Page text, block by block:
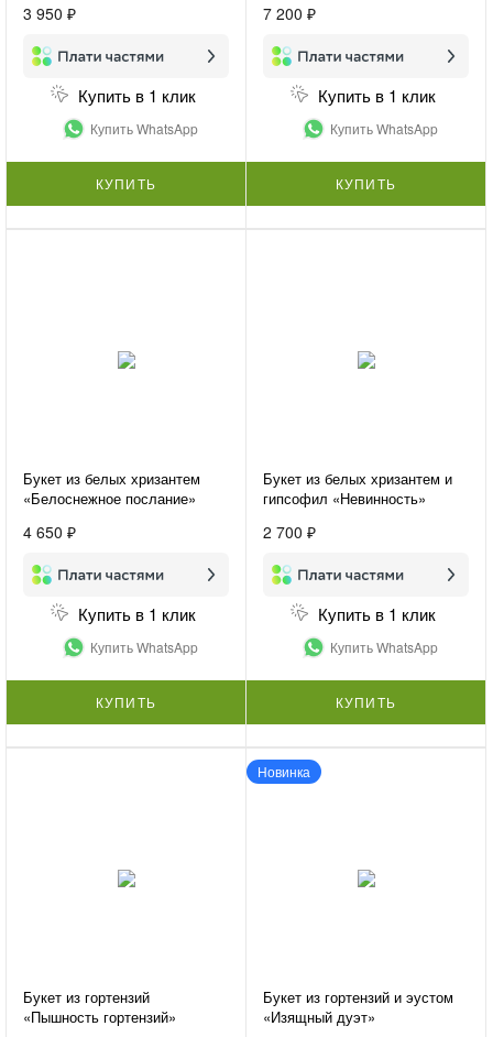
3 950 ₽
Купить в 1 клик
Купить WhatsApp
КУПИТЬ
7 200 ₽
Купить в 1 клик
Купить WhatsApp
КУПИТЬ
Букет из белых хризантем
«Белоснежное послание»
4 650 ₽
Купить в 1 клик
Купить WhatsApp
КУПИТЬ
Букет из белых хризантем и
гипсофил «Невинность»
2 700 ₽
Купить в 1 клик
Купить WhatsApp
КУПИТЬ
Букет из гортензий
«Пышность гортензий»
Новинка
Букет из гортензий и эустом
«Изящный дуэт»